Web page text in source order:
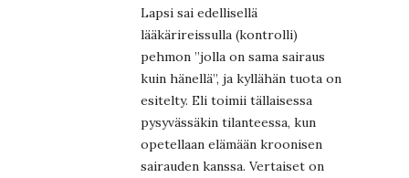
Lapsi sai edellisellä
lääkärireissulla (kontrolli)
pehmon ”jolla on sama sairaus
kuin hänellä”, ja kyllähän tuota on
esitelty. Eli toimii tällaisessa
pysyvässäkin tilanteessa, kun
opetellaan elämään kroonisen
sairauden kanssa. Vertaiset on